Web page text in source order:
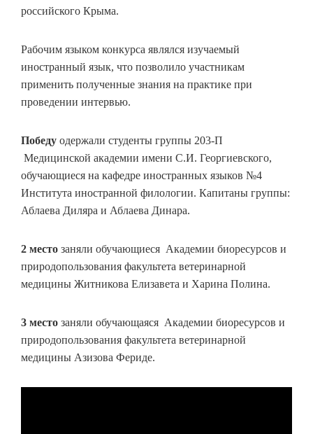
российского Крыма.
Рабочим языком конкурса являлся изучаемый
иностранный язык, что позволило участникам
применить полученные знания на практике при
проведении интервью.
Победу одержали студенты группы 203-П
Медицинской академии имени С.И. Георгиевского,
обучающиеся на кафедре иностранных языков №4
Института иностранной филологии. Капитаны группы:
Аблаева Диляра и Аблаева Динара.
2 место заняли обучающиеся Академии биоресурсов и
природопользования факультета ветеринарной
медицины Житникова Елизавета и Харина Полина.
3 место заняли обучающаяся Академии биоресурсов и
природопользования факультета ветеринарной
медицины Азизова Фериде.